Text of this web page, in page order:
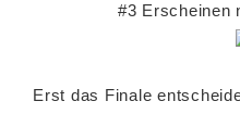
#3 Erscheinen
Erst das Finale